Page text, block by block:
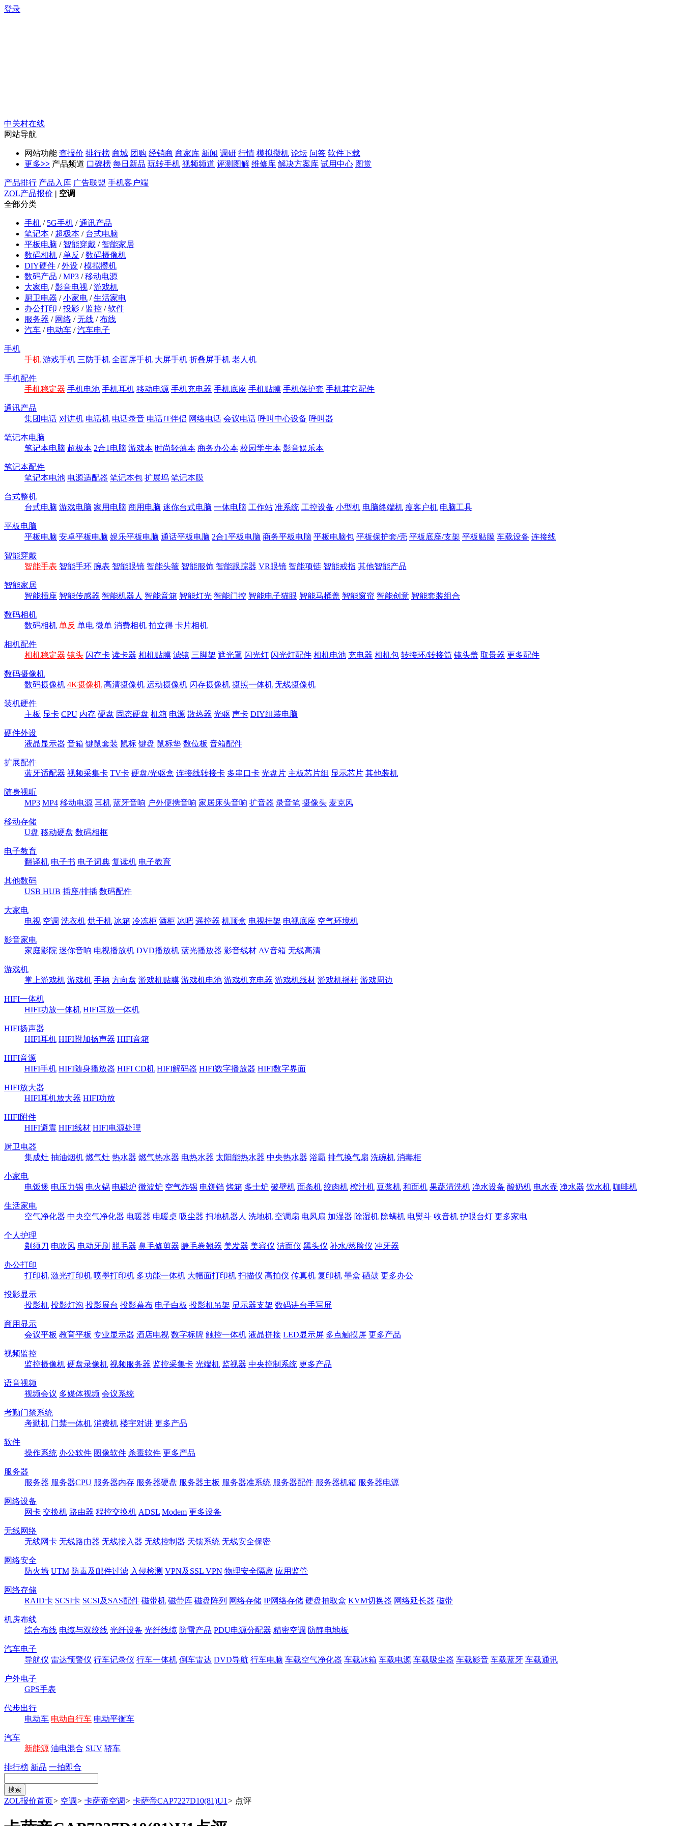
登录
中关村在线
网站导航
网站功能 查报价 排行榜 商城 团购 经销商 商家库 新闻 调研 行情 模拟攒机 论坛 问答 软件下载
更多>> 产品频道 口碑榜 每日新品 玩转手机 视频频道 评测图解 维修库 解决方案库 试用中心 图赏
产品排行 产品入库 广告联盟 手机客户端
ZOL产品报价 | 空调
全部分类
手机 / 5G手机 /通讯产品
笔记本 / 超极本 / 台式电脑
平板电脑 / 智能穿戴 / 智能家居
数码相机 /单反 /数码摄像机
DIY硬件 /外设 /模拟攒机
数码产品 /MP3 /移动电源
大家电 /影音电视 /游戏机
厨卫电器 /小家电 /生活家电
办公打印 /投影 / 监控 /软件
服务器 / 网络 /无线 /布线
汽车 / 电动车 /汽车电子
手机
手机 游戏手机 三防手机 全面屏手机 大屏手机 折叠屏手机 老人机
手机配件
手机稳定器 手机电池 手机耳机 移动电源 手机充电器 手机底座 手机贴膜 手机保护套 手机其它配件
通讯产品
集团电话 对讲机 电话机 电话录音 电话IT伴侣 网络电话 会议电话 呼叫中心设备 呼叫器
笔记本电脑
笔记本电脑 超极本 2合1电脑 游戏本 时尚轻薄本 商务办公本 校园学生本 影音娱乐本
笔记本配件
笔记本电池 电源适配器 笔记本包 扩展坞 笔记本膜
台式整机
台式电脑 游戏电脑 家用电脑 商用电脑 迷你台式电脑 一体电脑 工作站 准系统 工控设备 小型机 电脑终端机 瘦客户机 电脑工具
平板电脑
平板电脑 安卓平板电脑 娱乐平板电脑 通话平板电脑 2合1平板电脑 商务平板电脑 平板电脑包 平板保护套/壳 平板底座/支架 平板贴膜 车载设备 连接线
智能穿戴
智能手表 智能手环 腕表 智能眼镜 智能头箍 智能服饰 智能跟踪器 VR眼镜 智能项链 智能戒指 其他智能产品
智能家居
智能插座 智能传感器 智能机器人 智能音箱 智能灯光 智能门控 智能电子猫眼 智能马桶盖 智能窗帘 智能创意 智能套装组合
数码相机
数码相机 单反 单电 微单 消费相机 拍立得 卡片相机
相机配件
相机稳定器 镜头 闪存卡 读卡器 相机贴膜 滤镜 三脚架 遮光罩 闪光灯 闪光灯配件 相机电池 充电器 相机包 转接环/转接筒 镜头盖 取景器 更多配件
数码摄像机
数码摄像机 4K摄像机 高清摄像机 运动摄像机 闪存摄像机 摄照一体机 无线摄像机
装机硬件
主板 显卡 CPU 内存 硬盘 固态硬盘 机箱 电源 散热器 光驱 声卡 DIY组装电脑
硬件外设
液晶显示器 音箱 键鼠套装 鼠标 键盘 鼠标垫 数位板 音箱配件
扩展配件
蓝牙适配器 视频采集卡 TV卡 硬盘/光驱盒 连接线转接卡 多串口卡 光盘片 主板芯片组 显示芯片 其他装机
随身视听
MP3 MP4 移动电源 耳机 蓝牙音响 户外便携音响 家居床头音响 扩音器 录音笔 摄像头 麦克风
移动存储
U盘 移动硬盘 数码相框
电子教育
翻译机 电子书 电子词典 复读机 电子教育
其他数码
USB HUB 插座/排插 数码配件
大家电
电视 空调 洗衣机 烘干机 冰箱 冷冻柜 酒柜 冰吧 遥控器 机顶盒 电视挂架 电视底座 空气环境机
影音家电
家庭影院 迷你音响 电视播放机 DVD播放机 蓝光播放器 影音线材 AV音箱 无线高清
游戏机
掌上游戏机 游戏机 手柄 方向盘 游戏机贴膜 游戏机电池 游戏机充电器 游戏机线材 游戏机摇杆 游戏周边
HIFI一体机
HIFI功放一体机 HIFI耳放一体机
HIFI扬声器
HIFI耳机 HIFI附加扬声器 HIFI音箱
HIFI音源
HIFI手机 HIFI随身播放器 HIFI CD机 HIFI解码器 HIFI数字播放器 HIFI数字界面
HIFI放大器
HIFI耳机放大器 HIFI功放
HIFI附件
HIFI避震 HIFI线材 HIFI电源处理
厨卫电器
集成灶 抽油烟机 燃气灶 热水器 燃气热水器 电热水器 太阳能热水器 中央热水器 浴霸 排气换气扇 洗碗机 消毒柜
小家电
电饭煲 电压力锅 电火锅 电磁炉 微波炉 空气炸锅 电饼铛 烤箱 多士炉 破壁机 面条机 绞肉机 榨汁机 豆浆机 和面机 果蔬清洗机 净水设备 酸奶机 电水壶 净水器 饮水机 咖啡机
生活家电
空气净化器 中央空气净化器 电暖器 电暖桌 吸尘器 扫地机器人 洗地机 空调扇 电风扇 加湿器 除湿机 除螨机 电熨斗 收音机 护眼台灯 更多家电
个人护理
剃须刀 电吹风 电动牙刷 脱毛器 鼻毛修剪器 睫毛卷翘器 美发器 美容仪 洁面仪 黑头仪 补水/蒸脸仪 冲牙器
办公打印
打印机 激光打印机 喷墨打印机 多功能一体机 大幅面打印机 扫描仪 高拍仪 传真机 复印机 墨盒 硒鼓 更多办公
投影显示
投影机 投影灯泡 投影展台 投影幕布 电子白板 投影机吊架 显示器支架 数码讲台手写屏
商用显示
会议平板 教育平板 专业显示器 酒店电视 数字标牌 触控一体机 液晶拼接 LED显示屏 多点触摸屏 更多产品
视频监控
监控摄像机 硬盘录像机 视频服务器 监控采集卡 光端机 监视器 中央控制系统 更多产品
语音视频
视频会议 多媒体视频 会议系统
考勤门禁系统
考勤机 门禁一体机 消费机 楼宇对讲 更多产品
软件
操作系统 办公软件 图像软件 杀毒软件 更多产品
服务器
服务器 服务器CPU 服务器内存 服务器硬盘 服务器主板 服务器准系统 服务器配件 服务器机箱 服务器电源
网络设备
网卡 交换机 路由器 程控交换机 ADSL Modem 更多设备
无线网络
无线网卡 无线路由器 无线接入器 无线控制器 天馈系统 无线安全保密
网络安全
防火墙 UTM 防毒及邮件过滤 入侵检测 VPN及SSL VPN 物理安全隔离 应用监管
网络存储
RAID卡 SCSI卡 SCSI及SAS配件 磁带机 磁带库 磁盘阵列 网络存储 IP网络存储 硬盘抽取盒 KVM切换器 网络延长器 磁带
机房布线
综合布线 电缆与双绞线 光纤设备 光纤线缆 防雷产品 PDU电源分配器 精密空调 防静电地板
汽车电子
导航仪 雷达预警仪 行车记录仪 行车一体机 倒车雷达 DVD导航 行车电脑 车载空气净化器 车载冰箱 车载电源 车载吸尘器 车载影音 车载蓝牙 车载通讯
户外电子
GPS手表
代步出行
电动车 电动自行车 电动平衡车
汽车
新能源 油电混合 SUV 轿车
排行榜 新品 一拍即合
ZOL报价首页> 空调> 卡萨帝空调> 卡萨帝CAP7227D10(81)U1 > 点评